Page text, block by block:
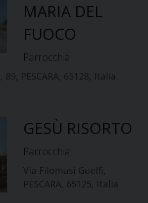
MARIA DEL
FUOCO
Parrocchia
PESCARA, 65128, Italia
GESÙ RISORTO
Parrocchia
Via Filomusi Guelfi,
PESCARA, 65125, Italia